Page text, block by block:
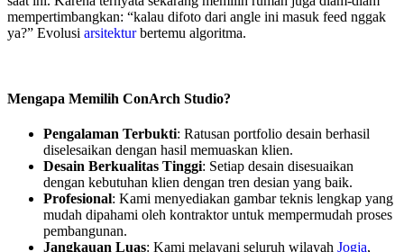
mempertimbangkan: “kalau difoto dari angle ini masuk feed nggak
ya?” Evolusi arsitekturbertemu algoritma.
Mengapa Memilih ConArch Studio?
Pengalaman Terbukti: Ratusan portfolio desain berhasil
diselesaikan dengan hasil memuaskan klien.
Desain Berkualitas Tinggi: Setiap desain disesuaikan
dengan kebutuhan klien dengan tren desian yang baik.
Profesional: Kami menyediakan gambar teknis lengkap yang
mudah dipahami oleh kontraktor untuk mempermudah proses
pembangunan.
Jangkauan Luas: Kami melayani seluruh wilayah Jogja,